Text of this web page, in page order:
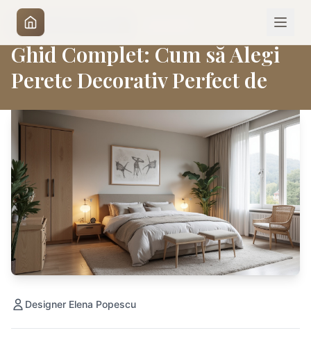
AMENAJARI INTERIOARE
Ghid Complet: Cum să Alegi
Perete Decorativ Perfect de
Designer Elena Popescu